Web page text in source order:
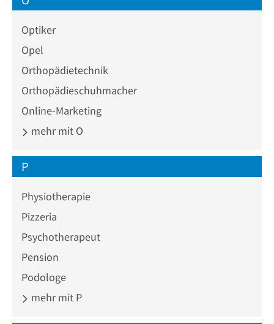
Optiker
Opel
Orthopädietechnik
Orthopädieschuhmacher
Online-Marketing
mehr mit O
P
Physiotherapie
Pizzeria
Psychotherapeut
Pension
Podologe
mehr mit P